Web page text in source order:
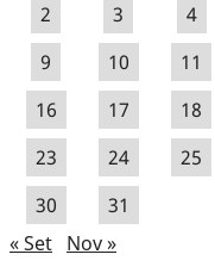
2
3 4
9
10 11
16
17 18
23
24 25
30
31
« Set Nov »